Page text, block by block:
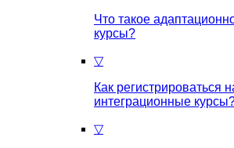
Что такое
курсы?
▽
Как регистрироваться
интеграционные
▽